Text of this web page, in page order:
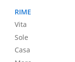
RIME
Vita
Sole
Casa